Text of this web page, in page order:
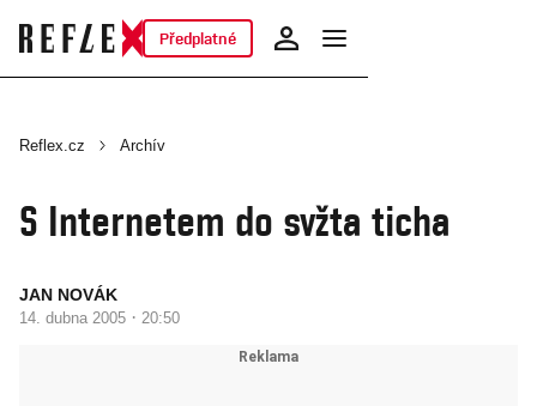
Předplatné
Reflex.cz Archív
S Internetem do svžta ticha
JAN NOVÁK
14. dubna 2005 · 20:50